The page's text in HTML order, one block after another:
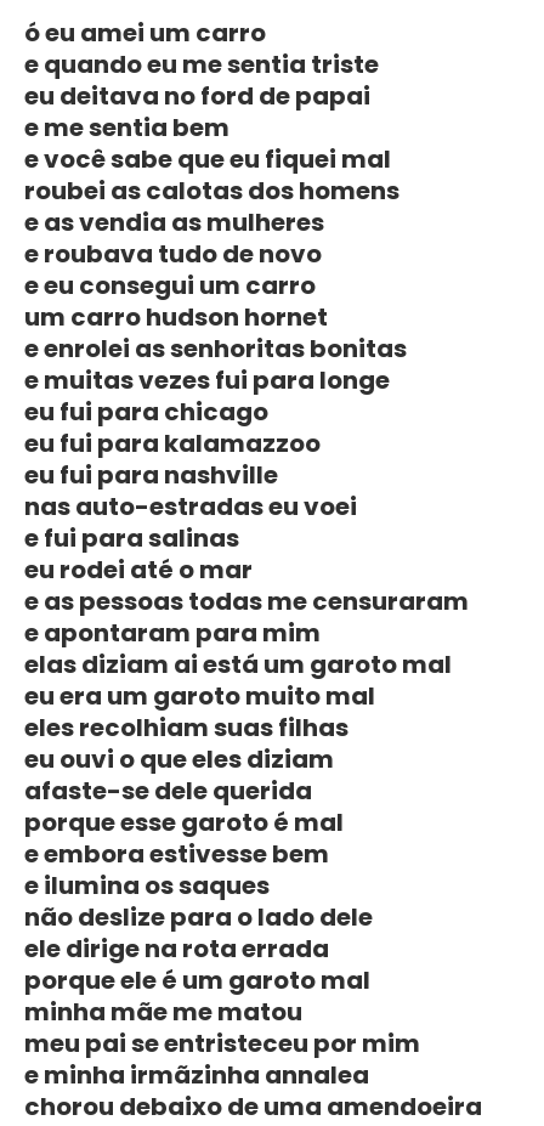
ó eu amei um carro
e quando eu me sentia triste
eu deitava no ford de papai
e me sentia bem
e você sabe que eu fiquei mal
roubei as calotas dos homens
e as vendia as mulheres
e roubava tudo de novo
e eu consegui um carro
um carro hudson hornet
e enrolei as senhoritas bonitas
e muitas vezes fui para longe
eu fui para chicago
eu fui para kalamazzoo
eu fui para nashville
nas auto-estradas eu voei
e fui para salinas
eu rodei até o mar
e as pessoas todas me censuraram
e apontaram para mim
elas diziam ai está um garoto mal
eu era um garoto muito mal
eles recolhiam suas filhas
eu ouvi o que eles diziam
afaste-se dele querida
porque esse garoto é mal
e embora estivesse bem
e ilumina os saques
não deslize para o lado dele
ele dirige na rota errada
porque ele é um garoto mal
minha mãe me matou
meu pai se entristeceu por mim
e minha irmãzinha annalea
chorou debaixo de uma amendoeira